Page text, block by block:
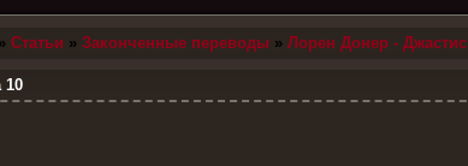
»Статьи »Законченные переводы »Лорен Донер - Джастис
10